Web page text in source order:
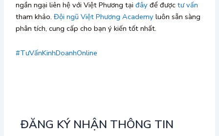
ngần ngại liên hệ với Việt Phương tạiđâyđể đượctư vấn
tham khảo.Đội ngũ Việt Phương Academy luôn sẵn sàng
phân tích, cung cấp cho bạn ý kiến tốt nhất.
#TưVấnKinhDoanhOnline
ĐĂNG KÝ NHẬN THÔNG TIN